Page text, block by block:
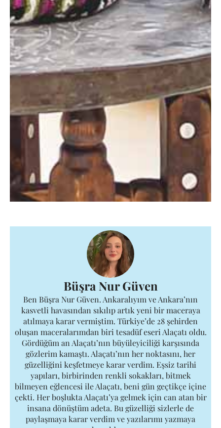
Büşra Nur Güven
Ben Büşra Nur Güven. Ankaralıyım ve Ankara’nın
kasvetli havasından sıkılıp artık yeni bir maceraya
atılmaya karar vermiştim. Türkiye’de 28 şehirden
oluşan maceralarımdan biri tesadüf eseri Alaçatı oldu.
Gördüğüm an Alaçatı’nın büyüleyiciliği karşısında
gözlerim kamaştı. Alaçatı’nın her noktasını, her
güzelliğini keşfetmeye karar verdim. Eşsiz tarihi
yapıları, birbirinden renkli sokakları, bitmek
bilmeyen eğlencesi ile Alaçatı, beni gün geçtikçe içine
çekti. Her boşlukta Alaçatı’ya gelmek için can atan bir
insana dönüştüm adeta. Bu güzelliği sizlerle de
paylaşmaya karar verdim ve yazılarımı yazmaya